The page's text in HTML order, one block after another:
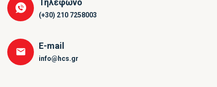
Τηλέφωνο
(+30) 210 7258003
E-mail
info@hcs.gr